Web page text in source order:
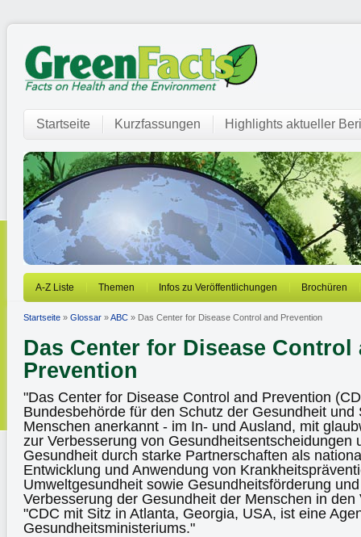
Startseite Kurzfassungen Highlights aktueller
A-Z Liste Themen Infos zu Veröffentlichungen Brochüren
Startseite » Glossar »ABC » Das Center for Disease Control and Prevention
Das Center for Disease Control
Prevention
"Das Center for Disease Control and Prevention
Bundesbehörde für den Schutz der Gesundheit und
Menschen anerkannt - im In- und Ausland, mit
zur Verbesserung von Gesundheitsentscheidungen
Gesundheit durch starke Partnerschaften als
Entwicklung und Anwendung von
Umweltgesundheit sowie Gesundheitsförderung
Verbesserung der Gesundheit der Menschen in den
"CDC mit Sitz in Atlanta, Georgia, USA, ist eine
Gesundheitsministeriums."